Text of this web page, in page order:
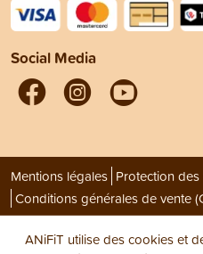
Social Media
Mentions légales Protection
Conditions générales de vente
ANiFiT utilise des cookies et